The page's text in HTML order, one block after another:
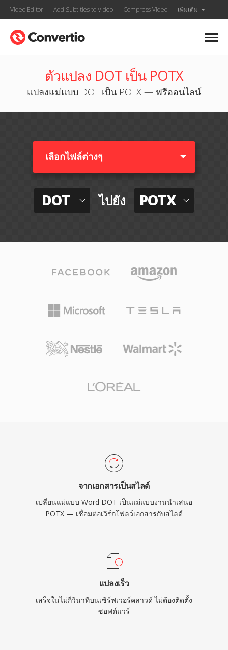
Video Editor Add Subtitles to Video Compress Video เพิ่มเติม
ตัวแปลง DOT เป็น POTX
แปลงแม่แบบ DOT เป็น POTX — ฟรีออนไลน์
เลือกไฟล์ต่างๆ​
DOT ไปยัง POTX
จากเอกสารเป็นสไลด์
เปลี่ยนแม่แบบ Word DOT เป็นแม่แบบงานนำเสนอ
POTX — เชื่อมต่อเวิร์กโฟลว์เอกสารกับสไลด์
แปลงเร็ว
เสร็จในไม่กี่วินาทีบนเซิร์ฟเวอร์คลาวด์ ไม่ต้องติดตั้ง
ซอฟต์แวร์